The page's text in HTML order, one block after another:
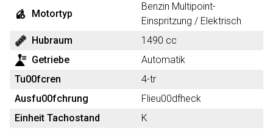
Motortyp
Benzin Multipoint-
Einspritzung / Elektrisch
Hubraum
1490 cc
Getriebe
Automatik
Tu00fcren
4-tr
Ausfu00fchrung
Flieu00dfheck
Einheit Tachostand
K